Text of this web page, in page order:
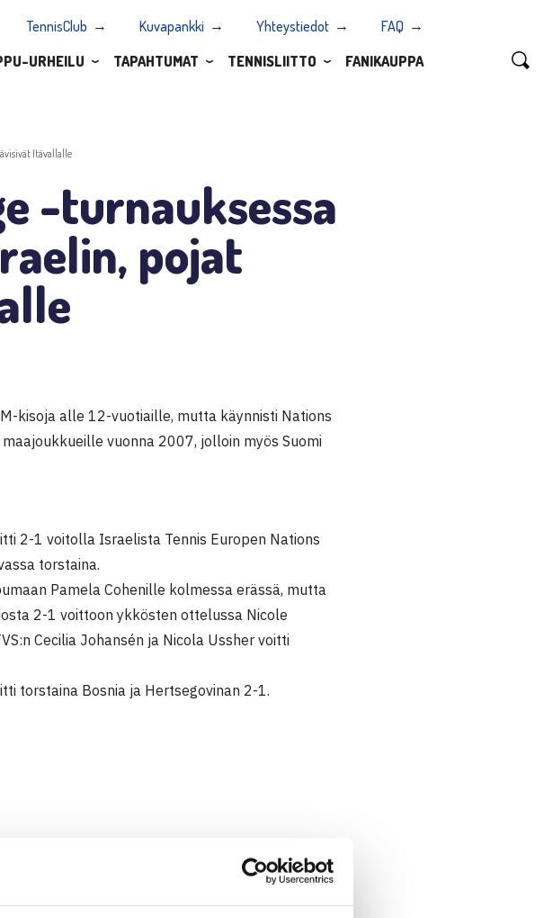
TennisClub Kuvapankki Yhteystiedot
FAQ
URHEILU TAPAHTUMAT TENNISLIITTO FANIKAUPPA
Itävallalle
-turnauksessa
pojat
kisoja alle 12-vuotiaille, mutta käynnisti Nations
vuonna 2007, jolloin myös Suomi
2-1 voitolla Israelista Tennis Europen Nations
torstaina.
Pamela Cohenille kolmessa erässä, mutta
2-1 voittoon ykkösten ottelussa Nicole
Cecilia Johansén ja Nicola Ussher voitti
torstaina Bosnia ja Hertsegovinan 2-1.
Ussher – Nicole Nadel Israel 36 75 61, Cecilia